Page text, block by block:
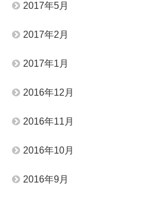
2017年5月
2017年2月
2017年1月
2016年12月
2016年11月
2016年10月
2016年9月